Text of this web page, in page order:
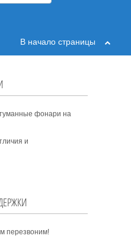
В начало страницы
фонари на
и
перезвоним!